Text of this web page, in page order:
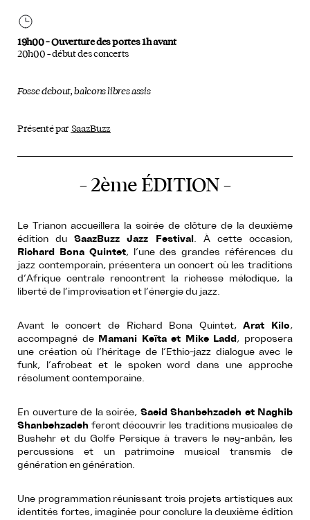
– 2ème ÉDITION –
Le Trianon accueillera la soirée de clôture de la deuxième
édition duSaazBuzz Jazz Festival. À cette occasion,
Richard Bona Quintet, l’une des grandes références du
jazz contemporain, présentera un concert où les traditions
d’Afrique centrale rencontrent la richesse mélodique, la
liberté de l’improvisation et l’énergie du jazz.
Avant le concert de Richard Bona Quintet,Arat Kilo,
accompagné deMamani Keïta et Mike Ladd, proposera
une création où l’héritage de l’Ethio-jazz dialogue avec le
funk, l’afrobeat et le spoken word dans une approche
résolument contemporaine.
En ouverture de la soirée, Saeid Shanbehzadeh et Naghib
Shanbehzadeh feront découvrir les traditions musicales de
Bushehr et du Golfe Persique à travers le ney-anbân, les
percussions et un patrimoine musical transmis de
génération en génération.
Une programmation réunissant trois projets artistiques aux
identités fortes, imaginée pour conclure la deuxième édition
19h00 – Ouverture des portes 1h avant
20h00 – début des concerts
Fosse debout, balcons libres assis
Présenté par SaazBuzz